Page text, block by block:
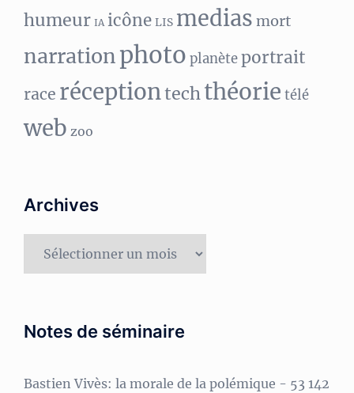
humeur IA icône LIS medias mort
narrationphoto planèteportrait
race réceptiontechthéorie télé
web zoo
Archives
Archives
Notes de séminaire
Bastien Vivès: la morale de la polémique - 53 142